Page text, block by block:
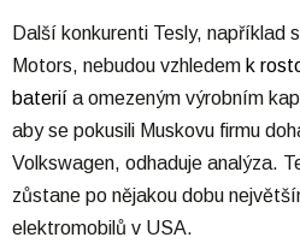
Další konkurenti Tesly, například
Motors, nebudou vzhledem k
baterií a omezeným výrobním
aby se pokusili Muskovu firmu
Volkswagen, odhaduje analýza.
zůstane po nějakou dobu
elektromobilů v USA.